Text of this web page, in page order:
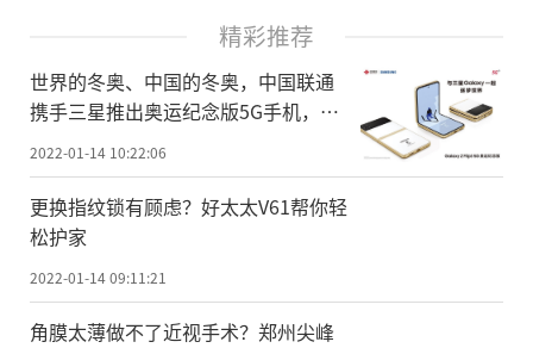
精彩推荐
世界的冬奥、中国的冬奥，中国联通
携手三星推出奥运纪念版5G手机，
2022台限量发售
2022-01-14 10:22:06
更换指纹锁有顾虑？好太太V61帮你轻
松护家
2022-01-14 09:11:21
角膜太薄做不了近视手术？郑州尖峰